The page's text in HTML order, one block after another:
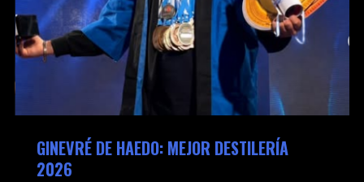
GINEVRÉ DE HAEDO: MEJOR DESTILERÍA
2026